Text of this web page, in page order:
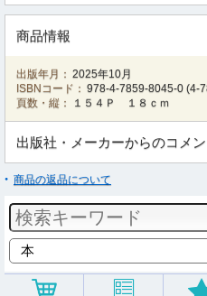
商品情報
出版年月： 2025年10月
ISBNコード： 978-4-7859-8045-0 (4-
頁数・縦：
１５４Ｐ １８ｃｍ
出版社・メーカーからのコメン
商品の返品について